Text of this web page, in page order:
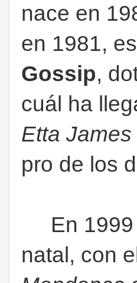
nace en
en 1981,
Gossip,
cuál ha
Etta James
pro de los
En 1999
natal, con